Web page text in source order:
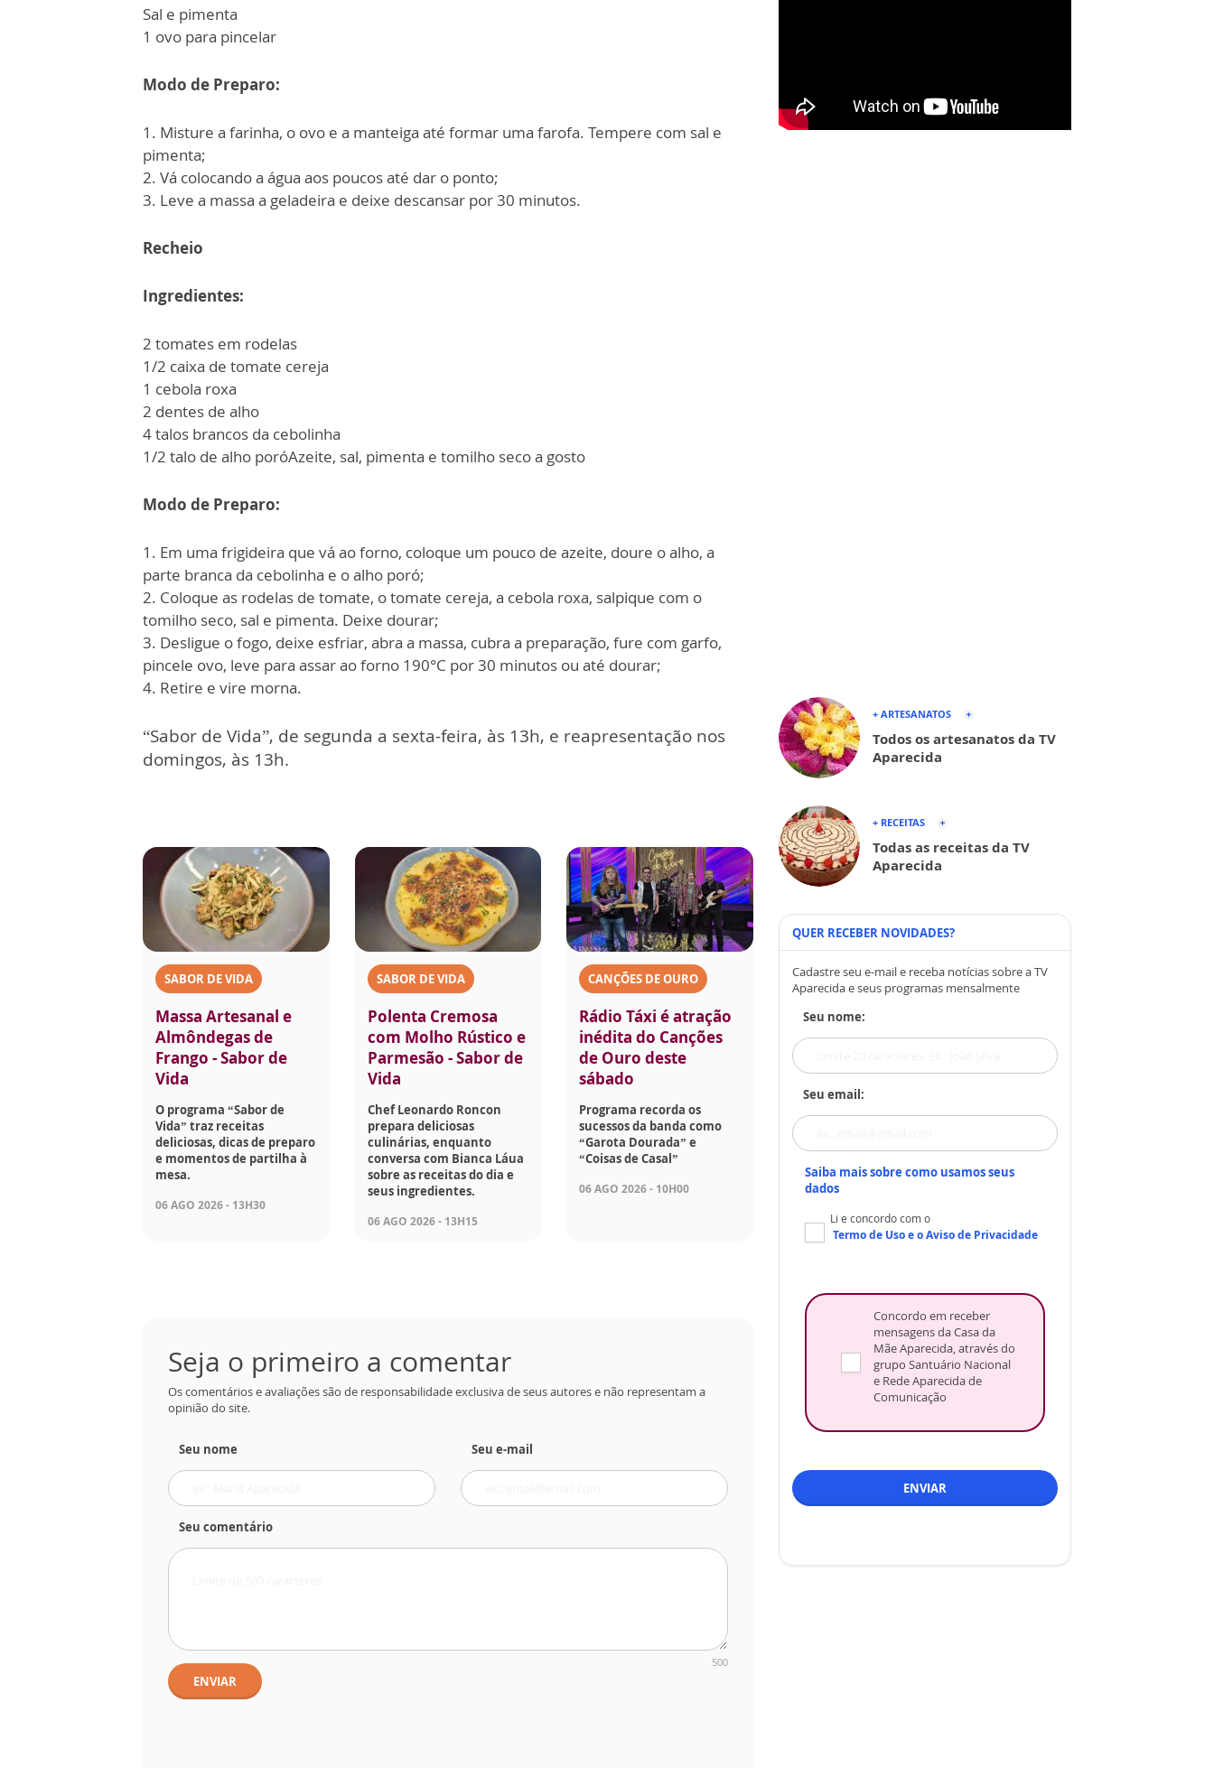
Sal e pimenta
1 ovo para pincelar
Modo de Preparo:
1. Misture a farinha, o ovo e a manteiga até formar uma farofa. Tempere com sal e
pimenta;
2. Vá colocando a água aos poucos até dar o ponto;
3. Leve a massa a geladeira e deixe descansar por 30 minutos.
Recheio
Ingredientes:
2 tomates em rodelas
1/2 caixa de tomate cereja
1 cebola roxa
2 dentes de alho
4 talos brancos da cebolinha
1/2 talo de alho poróAzeite, sal, pimenta e tomilho seco a gosto
Modo de Preparo:
1. Em uma frigideira que vá ao forno, coloque um pouco de azeite, doure o alho, a
parte branca da cebolinha e o alho poró;
2. Coloque as rodelas de tomate, o tomate cereja, a cebola roxa, salpique com o
tomilho seco, sal e pimenta. Deixe dourar;
3. Desligue o fogo, deixe esfriar, abra a massa, cubra a preparação, fure com garfo,
pincele ovo, leve para assar ao forno 190°C por 30 minutos ou até dourar;
4. Retire e vire morna.
“Sabor de Vida”, de segunda a sexta-feira, às 13h, e reapresentação nos
domingos, às 13h.
SABOR DE VIDA
Massa Artesanal e
Almôndegas de
Frango - Sabor de
Vida
O programa “Sabor de
Vida” traz receitas
deliciosas, dicas de preparo
e momentos de partilha à
mesa.
06 AGO 2026 - 13H30
SABOR DE VIDA
Polenta Cremosa
com Molho Rústico e
Parmesão - Sabor de
Vida
Chef Leonardo Roncon
prepara deliciosas
culinárias, enquanto
conversa com Bianca Láua
sobre as receitas do dia e
seus ingredientes.
06 AGO 2026 - 13H15
CANÇÕES DE OURO
Rádio Táxi é atração
inédita do Canções
de Ouro deste
sábado
Programa recorda os
sucessos da banda como
“Garota Dourada” e
“Coisas de Casal”
06 AGO 2026 - 10H00
Seja o primeiro a comentar
Os comentários e avaliações são de responsabilidade exclusiva de seus autores e não representam a
opinião do site.
Seu nome Seu e-mail
Seu comentário
500
ENVIAR
+ ARTESANATOS
Todos os artesanatos da TV
Aparecida
+ RECEITAS
Todas as receitas da TV
Aparecida
QUER RECEBER NOVIDADES?
Cadastre seu e-mail e receba notícias sobre a TV
Aparecida e seus programas mensalmente
Seu nome:
Seu email:
Saiba mais sobre como usamos seus
dados
Li e concordo com o
Termo de Usoe oAviso de Privacidade
Concordo em receber
mensagens da Casa da
Mãe Aparecida, através do
grupo Santuário Nacional
e Rede Aparecida de
Comunicação
ENVIAR